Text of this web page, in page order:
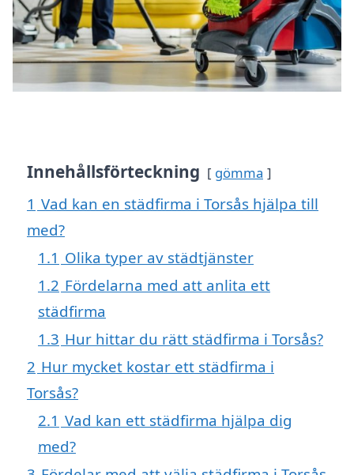
Innehållsförteckning gömma
1 Vad kan en städfirma i Torsås hjälpa till
med?
1.1 Olika typer av städtjänster
1.2 Fördelarna med att anlita ett
städfirma
1.3 Hur hittar du rätt städfirma i Torsås?
2 Hur mycket kostar ett städfirma i
Torsås?
2.1 Vad kan ett städfirma hjälpa dig
med?